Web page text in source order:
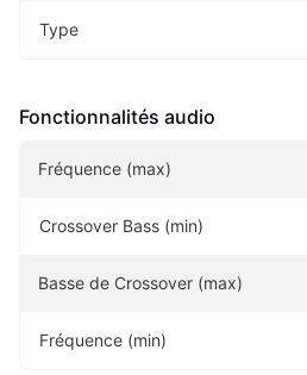
Type
Fonctionnalités audio
Fréquence (max)
Crossover Bass (min)
Basse de Crossover (max)
Fréquence (min)